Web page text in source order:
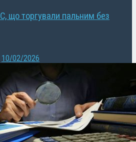
що торгували пальним без
10/02/2026